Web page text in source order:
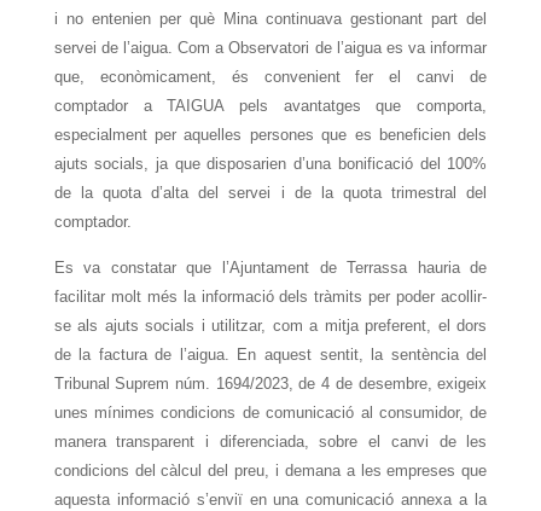
i no entenien per què Mina continuava gestionant part del
servei de l’aigua. Com a Observatori de l’aigua es va informar
que, econòmicament, és convenient fer el canvi de
comptador a TAIGUA pels avantatges que comporta,
especialment per aquelles persones que es beneficien dels
ajuts socials, ja que disposarien d’una bonificació del 100%
de la quota d’alta del servei i de la quota trimestral del
comptador.
Es va constatar que l’Ajuntament de Terrassa hauria de
facilitar molt més la informació dels tràmits per poder acollir-
se als ajuts socials i utilitzar, com a mitja preferent, el dors
de la factura de l’aigua. En aquest sentit, la sentència del
Tribunal Suprem núm. 1694/2023, de 4 de desembre, exigeix
unes mínimes condicions de comunicació al consumidor, de
manera transparent i diferenciada, sobre el canvi de les
condicions del càlcul del preu, i demana a les empreses que
aquesta informació s’enviï en una comunicació annexa a la